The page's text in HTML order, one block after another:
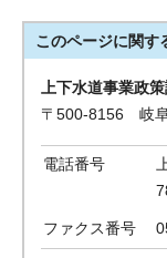
このページに関す
上下水道事業政
〒500-8156 岐
電話番号
ファクス番号